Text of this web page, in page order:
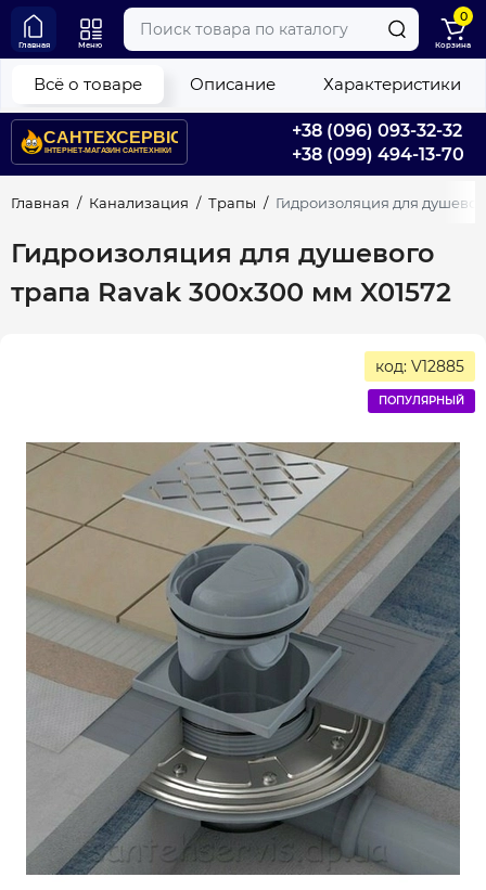
+38 (096) 093-32-32
+38 (099) 494-13-70
Главная Меню
0
Корзина
Главная Канализация Трапы Гидроизоляция для
Гидроизоляция для душевого
трапа Ravak 300x300 мм X01572
Всё о товаре Описание Характеристики
код: V12885
ПОПУЛЯРНЫЙ